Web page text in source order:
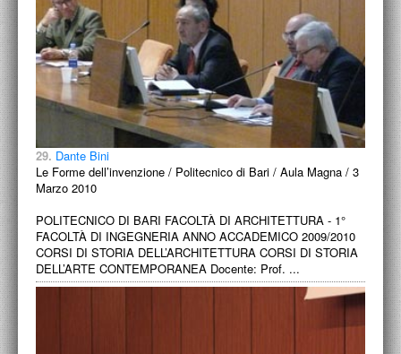
29. Dante Bini
Le Forme dell’invenzione / Politecnico di Bari / Aula Magna / 3
Marzo 2010
POLITECNICO DI BARI FACOLTÀ DI ARCHITETTURA - 1°
FACOLTÀ DI INGEGNERIA ANNO ACCADEMICO 2009/2010
CORSI DI STORIA DELL’ARCHITETTURA CORSI DI STORIA
DELL’ARTE CONTEMPORANEA Docente: Prof. ...